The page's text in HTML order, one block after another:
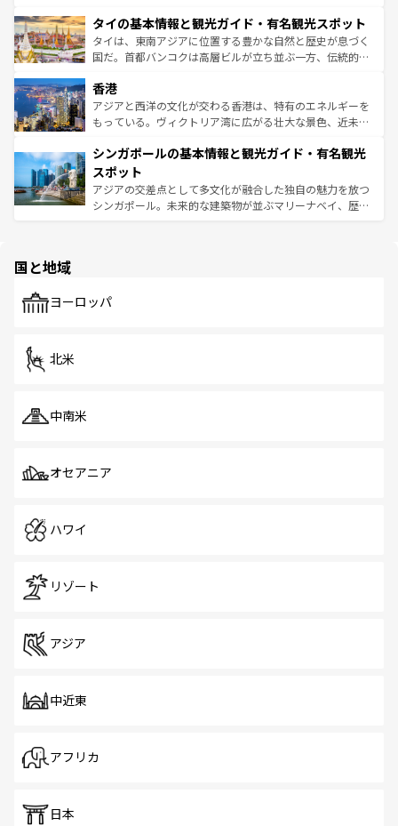
わってみてほしい。 なお、新着の韓国情報はコンテンツ一
覧 を参照してほしい。
急速な発展と共に伝統が息づく。ハノイの古い町並みやホ
ーチミン市のフランス統治時代の建物も、独特の雰囲気を
醸し出している。また、バラエティの豊かさとおいしさで
とつ。フォーやバインミー、ベトナムコーヒーなどは、ぜ
ひ現地で味わいたい。どの地域を訪れてもあたたかい人々
が旅行者を迎えてくれるので、きっと忘れられない旅にな
参照してほしい。
タイの基本情報と観光ガイド・有名観光スポット
タイは、東南アジアに位置する豊かな自然と歴史が息づく
国だ。首都バンコクは高層ビルが立ち並ぶ一方、伝統的な
の活気が交差している。北部ではチェンマイなどの山岳地
帯で自然と触れ合い、南部ではプーケットやクラビの美し
いビーチでリゾート気分を楽しむことができる。タイ料理
激する。気候は一年中温暖で、どの季節にも異なる楽しみ
が待っている。親しみやすいタイの人々、仏教を中心とし
た文化、そして多様な観光資源が、訪れる旅人を魅了し続
ける。 なお、新着のタイ情報はコンテンツ一覧を参照して
香港
アジアと西洋の文化が交わる香港は、特有のエネルギーを
もっている。ヴィクトリア湾に広がる壮大な景色、近未来
み、どこを訪れても感動するはず。観光スポットが密集し
ており、効率よく見どころを回れるのも魅力。息をのむよ
うな絶景から文化的な体験まで、香港を存分に楽しみ尽く
そう。 なお、新着の香港情報はコンテンツ一覧を参照して
シンガポールの基本情報と観光ガイド・有名観光
スポット
アジアの交差点として多文化が融合した独自の魅力を放つ
シンガポール。未来的な建築物が並ぶマリーナベイ、歴史
で、ホーカーズは地元の風情を楽しめる外せないスポット
国と地域
ヨーロッパ
北米
中南米
オセアニア
ハワイ
リゾート
アジア
中近東
アフリカ
日本